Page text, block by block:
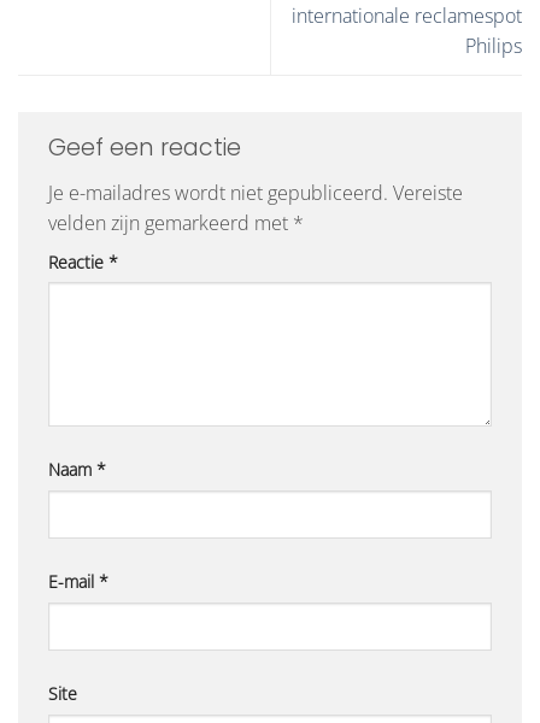
internationale reclamespot
Philips
Geef een reactie
Je e-mailadres wordt niet gepubliceerd. Vereiste
velden zijn gemarkeerd met *
Reactie *
Naam *
E-mail *
Site